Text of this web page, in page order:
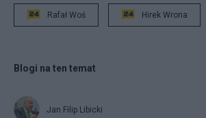
Rafał Woś Hirek Wrona
Blogi na ten temat
Jan Filip Libicki